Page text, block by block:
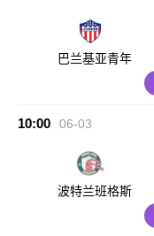
巴兰基亚青年
10:00 06-03
波特兰班格斯